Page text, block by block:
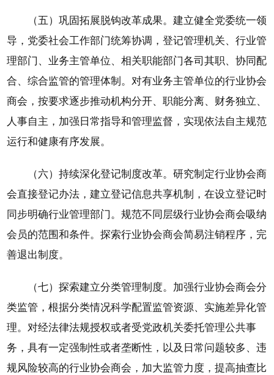
（五）巩固拓展脱钩改革成果。建立健全党委统一领
导，党委社会工作部门统筹协调，登记管理机关、行业管
理部门、业务主管单位、相关职能部门各司其职、协同配
合、综合监管的管理体制。对有业务主管单位的行业协会
商会，按要求逐步推动机构分开、职能分离、财务独立、
人事自主，加强日常指导和管理监督，实现依法自主规范
运行和健康有序发展。
（六）持续深化登记制度改革。研究制定行业协会商
会直接登记办法，建立登记信息共享机制，在设立登记时
同步明确行业管理部门。规范不同层级行业协会商会吸纳
会员的范围和条件。探索行业协会商会简易注销程序，完
善退出制度。
（七）探索建立分类管理制度。加强行业协会商会分
类监管，根据分类情况科学配置监管资源、实施差异化管
理。对经法律法规授权或者受党政机关委托管理公共事
务，具有一定强制性或者垄断性，以及日常问题较多、违
规风险较高的行业协会商会，加大监管力度，提高抽查比